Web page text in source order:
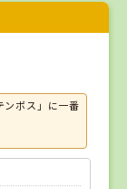
ンボス」に一番